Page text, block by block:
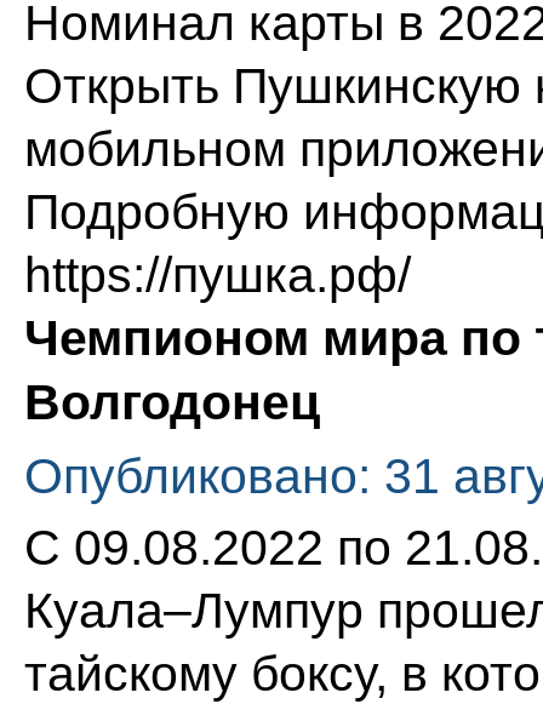
Номинал карты в
Открыть Пушкинскую
мобильном
Подробную
https://пушка.рф/
Чемпионом мира по
Волгодонец
Опубликовано: 31
С 09.08.2022 по
Куала–Лумпур
тайскому боксу, в